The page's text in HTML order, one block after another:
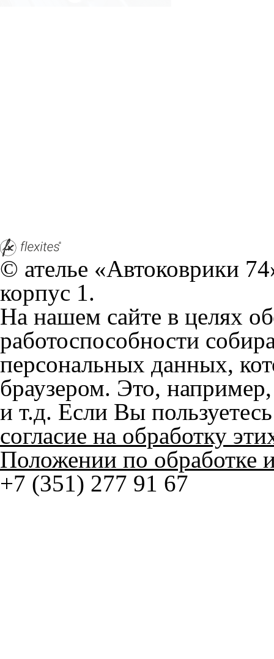
На нашем сайте в целях
работоспособности
персональных данных,
браузером. Это,
и т.д. Если Вы
согласие на обработку
Положении по обработке
+7 (351) 277 91 67